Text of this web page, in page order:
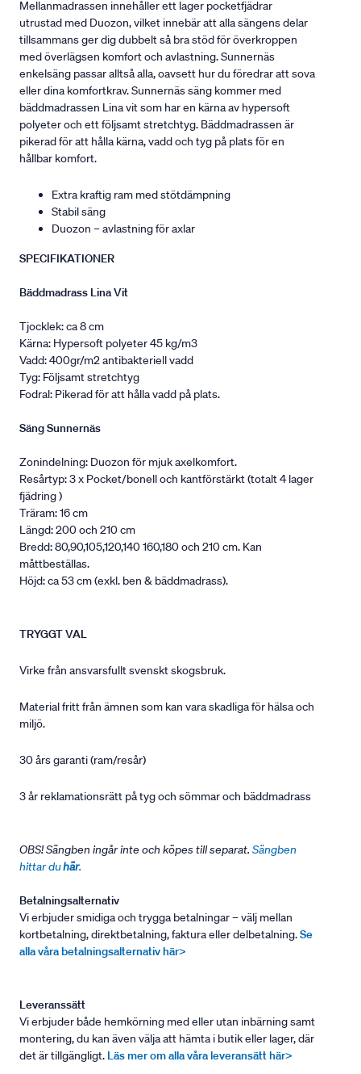
Mellanmadrassen innehåller ett lager pocketfjädrar
utrustad med Duozon, vilket innebär att alla sängens delar
tillsammans ger dig dubbelt så bra stöd för överkroppen
med överlägsen komfort och avlastning. Sunnernäs
enkelsäng passar alltså alla, oavsett hur du föredrar att sova
eller dina komfortkrav. Sunnernäs säng kommer med
bäddmadrassen Lina vit som har en kärna av hypersoft
polyeter och ett följsamt stretchtyg. Bäddmadrassen är
pikerad för att hålla kärna, vadd och tyg på plats för en
hållbar komfort.
Extra kraftig ram med stötdämpning
Stabil säng
Duozon – avlastning för axlar
SPECIFIKATIONER
Bäddmadrass Lina Vit
Tjocklek: ca 8 cm
Kärna: Hypersoft polyeter 45 kg/m3
Vadd: 400gr/m2 antibakteriell vadd
Tyg: Följsamt stretchtyg
Fodral: Pikerad för att hålla vadd på plats.
Säng Sunnernäs
Zonindelning: Duozon för mjuk axelkomfort.
Resårtyp: 3 x Pocket/bonell och kantförstärkt (totalt 4 lager
fjädring )
Träram: 16 cm
Längd: 200 och 210 cm
Bredd: 80,90,105,120,140 160,180 och 210 cm. Kan
måttbeställas.
Höjd: ca 53 cm (exkl. ben & bäddmadrass).
TRYGGT VAL
Virke från ansvarsfullt svenskt skogsbruk.
Material fritt från ämnen som kan vara skadliga för hälsa och
miljö.
30 års garanti (ram/resår)
3 år reklamationsrätt på tyg och sömmar och bäddmadrass
OBS! Sängben ingår inte och köpes till separat. Sängben
hittar duhär.
Betalningsalternativ
Vi erbjuder smidiga och trygga betalningar – välj mellan
kortbetalning, direktbetalning, faktura eller delbetalning.Se
alla våra betalningsalternativ här>
Leveranssätt
Vi erbjuder både hemkörning med eller utan inbärning samt
montering, du kan även välja att hämta i butik eller lager, där
det är tillgängligt. Läs mer om alla våra leveransätt här>